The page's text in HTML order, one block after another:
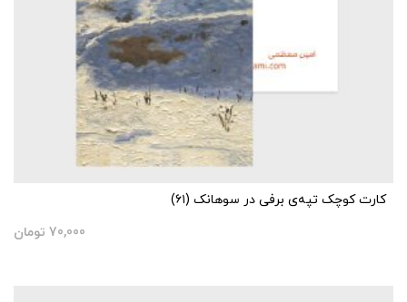
کارت کوچک تپه‌ی برفی در سوهانک (۶۱)
70,000 تومان